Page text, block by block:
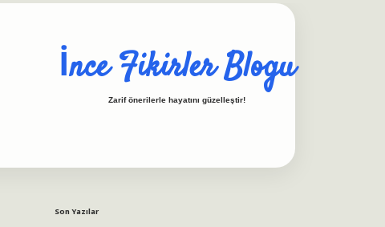
İnce Fikirler Blogu
Zarif önerilerle hayatını güzelleştir!
Son Yazılar